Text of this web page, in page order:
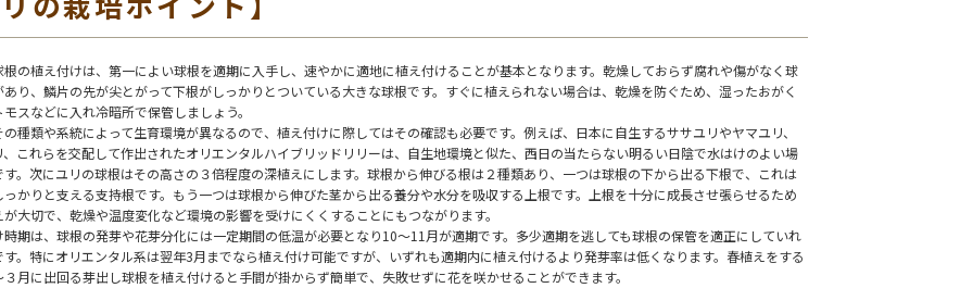
の植え付けは、第一によい球根を適期に入手し、速やかに適地に植え付けることが基本となります。乾燥しておらず腐れや傷がなく球
り、鱗片の先が尖とがって下根がしっかりとついている大きな球根です。すぐに植えられない場合は、乾燥を防ぐため、湿ったおがく
スなどに入れ冷暗所で保管しましょう。
種類や系統によって生育環境が異なるので、植え付けに際してはその確認も必要です。例えば、日本に自生するササユリやヤマユリ、
、これらを交配して作出されたオリエンタルハイブリッドリリーは、自生地環境と似た、西日の当たらない明るい日陰で水はけのよい場
。次にユリの球根はその高さの３倍程度の深植えにします。球根から伸びる根は２種類あり、一つは球根の下から出る下根で、これは
かりと支える支持根です。もう一つは球根から伸びた茎から出る養分や水分を吸収する上根です。上根を十分に成長させ張らせるため
大切で、乾燥や温度変化など環境の影響を受けにくくすることにもつながります。
期は、球根の発芽や花芽分化には一定期間の低温が必要となり10～11月が適期です。多少適期を逃しても球根の保管を適正にしていれ
。特にオリエンタル系は翌年3月までなら植え付け可能ですが、いずれも適期内に植え付けるより発芽率は低くなります。春植えをする
月に出回る芽出し球根を植え付けると手間が掛からず簡単で、失敗せずに花を咲かせることができます。